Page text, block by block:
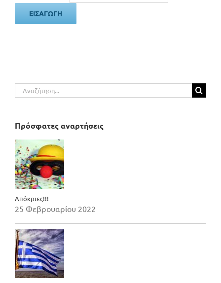
Αναζήτηση
για:
Πρόσφατες αναρτήσεις
Απόκριες!!!
25 Φεβρουαρίου 2022